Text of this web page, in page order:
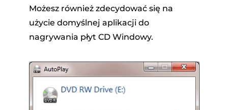
Możesz również zdecydować się na
użycie domyślnej aplikacji do
nagrywania płyt CD Windowy.